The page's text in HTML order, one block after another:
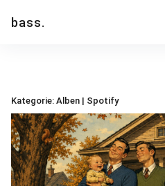
überspringen
bass.
Kategorie: Alben | Spotify